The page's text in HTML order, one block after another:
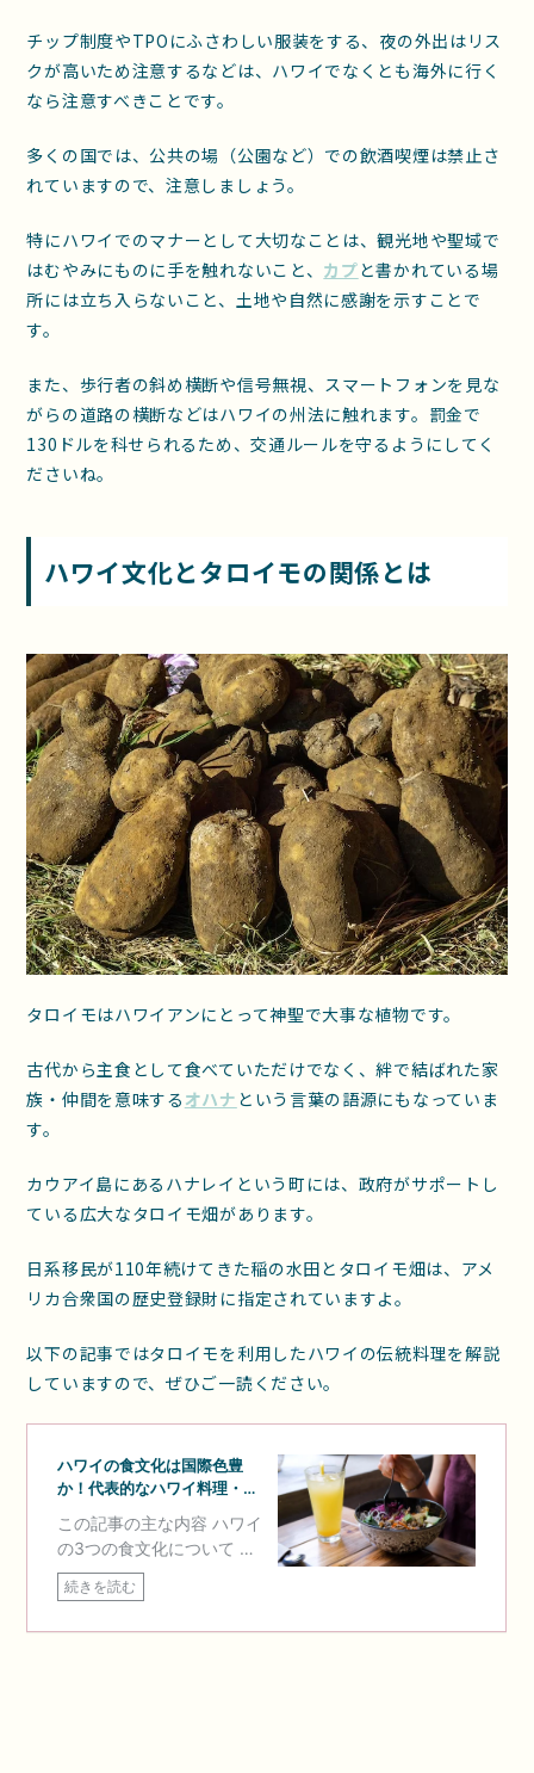
チップ制度やTPOにふさわしい服装をする、夜の外出はリス
クが高いため注意するなどは、ハワイでなくとも海外に行く
なら注意すべきことです。
多くの国では、公共の場（公園など）での飲酒喫煙は禁止さ
れていますので、注意しましょう。
特にハワイでのマナーとして大切なことは、観光地や聖域で
はむやみにものに手を触れないこと、 カプと書かれている場
所には立ち入らないこと、土地や自然に感謝を示すことで
す。
また、歩行者の斜め横断や信号無視、スマートフォンを見な
がらの道路の横断などはハワイの州法に触れます。罰金で
130ドルを科せられるため、交通ルールを守るようにしてく
ださいね。
ハワイ文化とタロイモの関係とは
タロイモはハワイアンにとって神聖で大事な植物です。
古代から主食として食べていただけでなく、絆で結ばれた家
族・仲間を意味する オハナ という言葉の語源にもなっていま
す。
カウアイ島にあるハナレイという町には、政府がサポートし
ている広大なタロイモ畑があります。
日系移民が110年続けてきた稲の水田とタロイモ畑は、アメ
リカ合衆国の歴史登録財に指定されていますよ。
以下の記事ではタロイモを利用したハワイの伝統料理を解説
していますので、ぜひご一読ください。